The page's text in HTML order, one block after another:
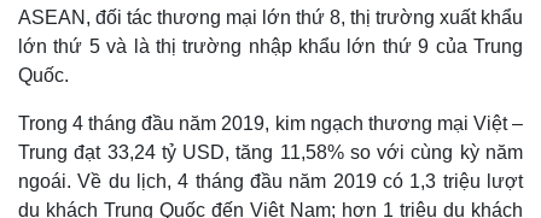
ASEAN, đối tác thương mại lớn thứ 8, thị trường xuất khẩu
lớn thứ 5 và là thị trường nhập khẩu lớn thứ 9 của Trung
Quốc.
Trong 4 tháng đầu năm 2019, kim ngạch thương mại Việt –
Trung đạt 33,24 tỷ USD, tăng 11,58% so với cùng kỳ năm
ngoái. Về du lịch, 4 tháng đầu năm 2019 có 1,3 triệu lượt
du khách Trung Quốc đến Việt Nam; hơn 1 triệu du khách